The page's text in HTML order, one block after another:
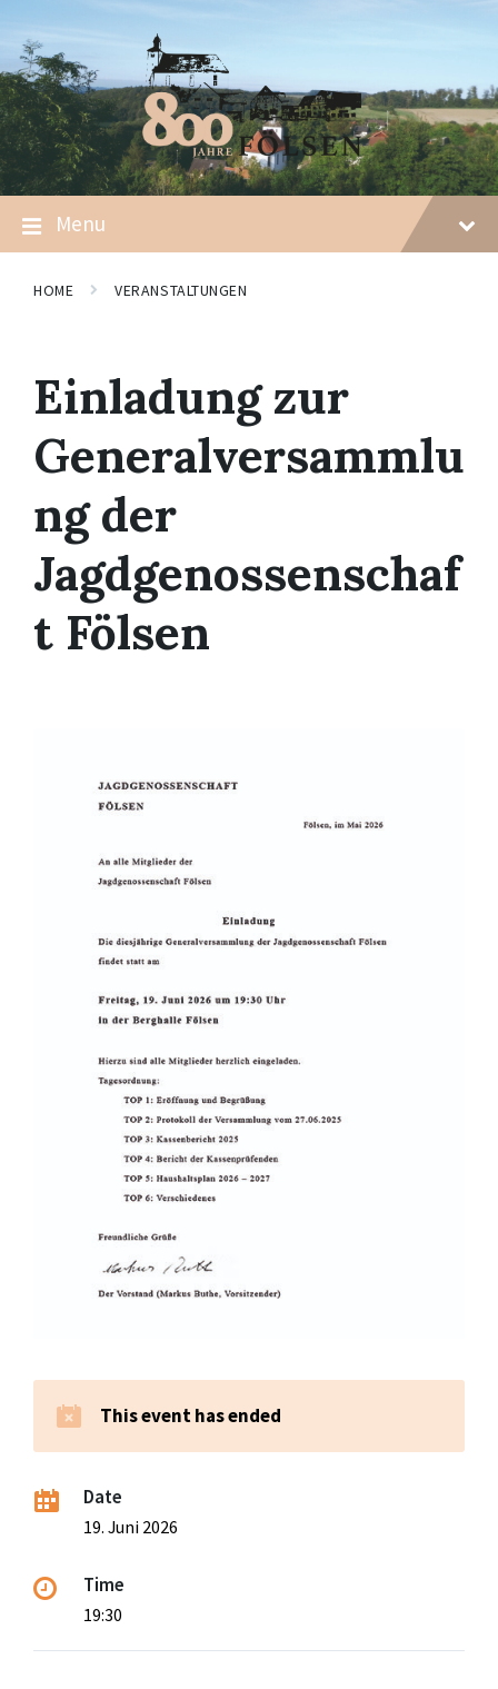
content
main
navigation
footer
Menu
HOME VERANSTALTUNGEN
Einladung zur
Generalversammlu
ng der
Jagdgenossenschaf
t Fölsen
This event has ended
Date
19. Juni 2026
Time
19:30